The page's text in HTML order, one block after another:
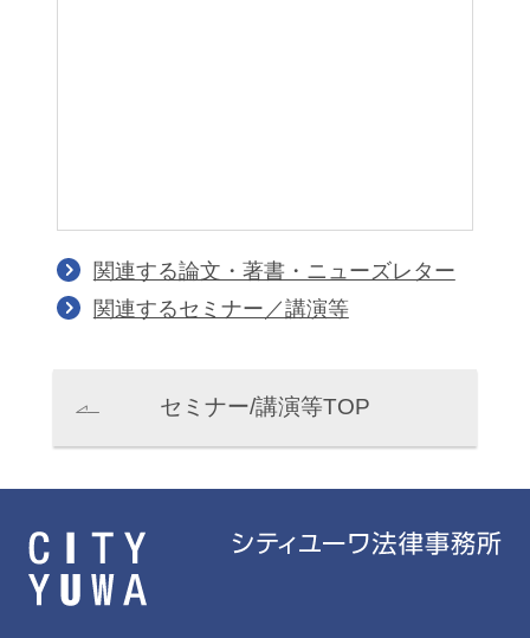
関連する論文・著書・ニューズレター
関連するセミナー／講演等
セミナー/講演等TOP